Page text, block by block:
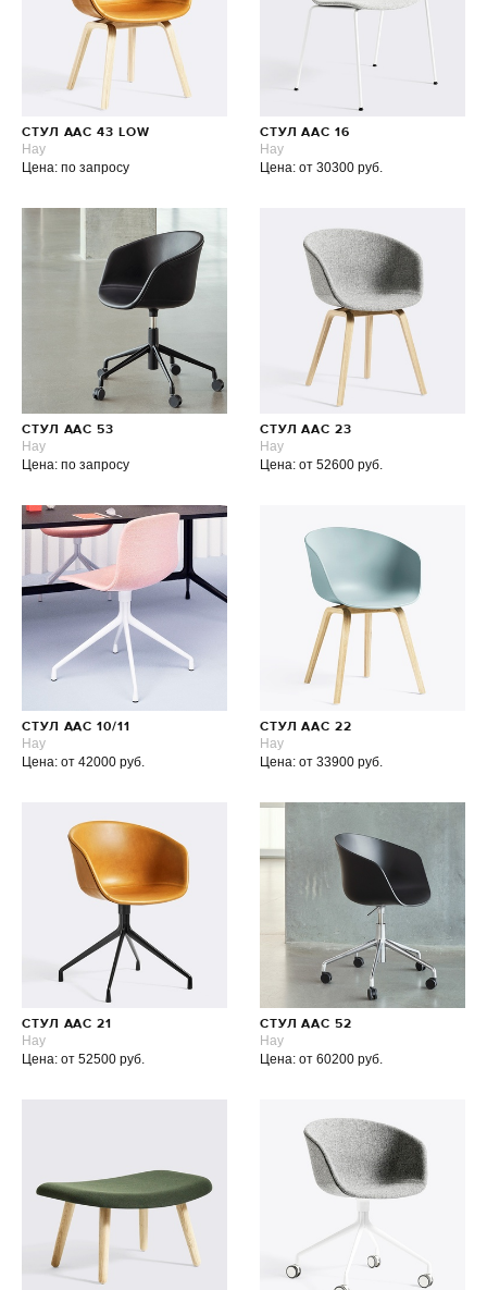
СТУЛ AAC 43 LOW
Hay
Цена: по запросу
СТУЛ AAC 16
Hay
Цена: от 30300 руб.
СТУЛ AAC 53
Hay
Цена: по запросу
СТУЛ AAC 23
Hay
Цена: от 52600 руб.
СТУЛ AAC 10/11
Hay
Цена: от 42000 руб.
СТУЛ ААС 22
Hay
Цена: от 33900 руб.
СТУЛ AAC 21
Hay
Цена: от 52500 руб.
СТУЛ AAC 52
Hay
Цена: от 60200 руб.